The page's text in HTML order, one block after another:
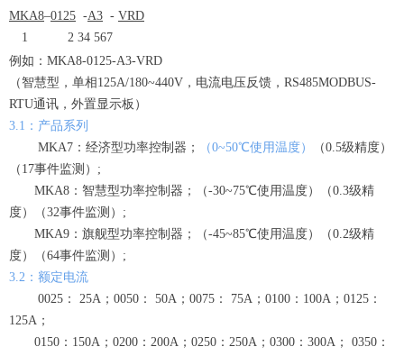
MKA8–0125 -A3 - VRD
1
2 34 567
例如：MKA8-0125-A3-VRD
（智慧型，单相125A/180~440V，电流电压反馈，RS485MODBUS-
RTU通讯，外置显示板）
3.1：产品系列
MKA7：经济型功率控制器；
（0~50℃使用温度）
（0.5级精度）
（17事件监测）;
MKA8：智慧型功率控制器；（-30~75℃使用温度）（0.3级精
度）（32事件监测）;
MKA9：旗舰型功率控制器；（-45~85℃使用温度）（0.2级精
度）（64事件监测）;
3.2：额定电流
0025： 25A；0050： 50A；0075： 75A；0100：100A；0125：
125A；
0150：150A；0200：200A；0250：250A；0300：300A； 0350：